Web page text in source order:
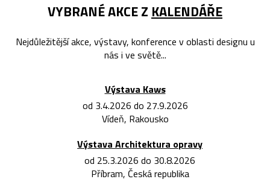
VYBRANÉ AKCE Z KALENDÁŘE
Nejdůležitější akce, výstavy, konference v oblasti designu u
nás i ve světě...
Výstava Kaws
od 3.4.2026 do 27.9.2026
Vídeň, Rakousko
Výstava Architektura opravy
od 25.3.2026 do 30.8.2026
Příbram, Česká republika